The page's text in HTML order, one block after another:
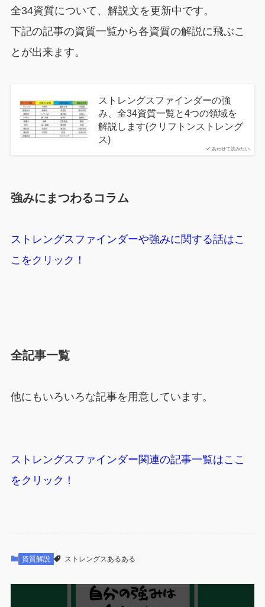
全34資質について、解説文を更新中です。
下記の記事の資質一覧から各資質の解説に飛ぶこ
とが出来ます。
あわせて読みたい
ストレングスファインダーの強
み、全34資質一覧と4つの領域を
解説します(クリフトンストレング
ス)
強みにまつわるコラム
ストレングスファインダーや強みに関する話はこ
こをクリック！
全記事一覧
他にもいろいろな記事を用意しています。
ストレングスファインダー関連の記事一覧はここ
をクリック！
資質解説 ストレングスあるある